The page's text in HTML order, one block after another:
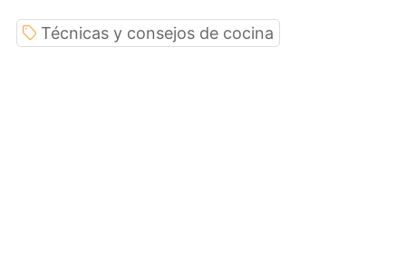
Técnicas y consejos de cocina